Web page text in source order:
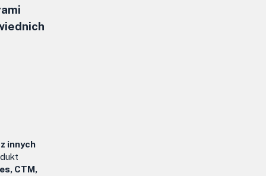
innych
CTM,